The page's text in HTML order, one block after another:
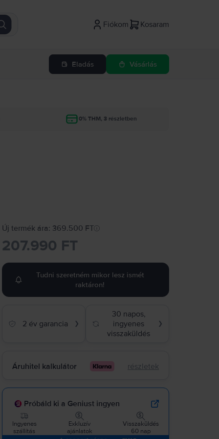
Fiókom Kosaram
Eladás Vásárlás
0% THM, 3 részletben
Új termék ára: 369.500 FT
207.990 FT
Tudni szeretném mikor lesz ismét
raktáron!
2 év garancia ❯
30 napos,
ingyenes
visszaküldés
❯
Áruhitel kalkulátor részletek
Próbáld ki a Geniust ingyen
Ingyenes
szállítás
Exkluzív
ajánlatok
Visszaküldés
60 nap